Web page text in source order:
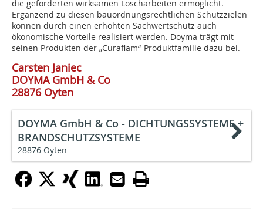
die geforderten wirksamen Löscharbeiten ermöglicht.
Ergänzend zu diesen bauordnungsrechtlichen Schutzzielen
können durch einen erhöhten Sachwertschutz auch
ökonomische Vorteile realisiert werden. Doyma trägt mit
seinen Produkten der „Curaflam“-Produktfamilie dazu bei.
Carsten Janiec
DOYMA GmbH & Co
28876 Oyten
DOYMA GmbH & Co - DICHTUNGSSYSTEME +
BRANDSCHUTZSYSTEME
28876 Oyten